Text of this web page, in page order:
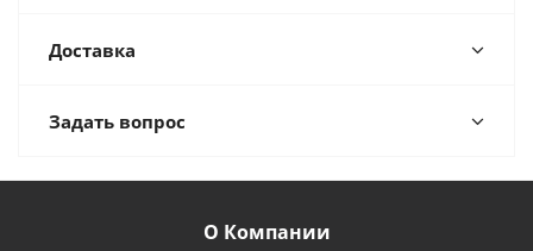
Доставка
Задать вопрос
О Компании